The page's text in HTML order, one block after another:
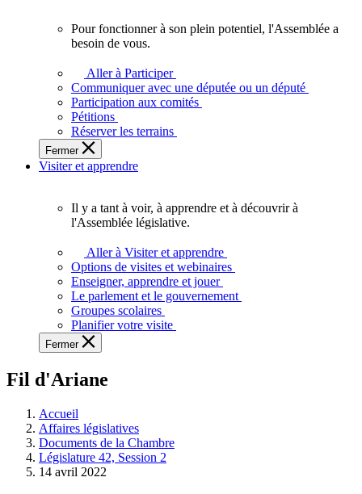
plein
potentiel,
l'Assemblée
a
besoin
de
Pour fonctionner à son plein potentiel, l'Assemblée a
besoin de vous.
Aller à Participer
Communiquer avec une députée ou un député
Participation aux comités
Pétitions
Réserver les terrains
Fermer
Visiter et apprendre
voir,
apprendre
et
à
à
législative.
Il y a tant à voir, à apprendre et à découvrir à
l'Assemblée législative.
Aller à Visiter et apprendre
Options de visites et webinaires
Enseigner, apprendre et jouer
Le parlement et le gouvernement
Groupes scolaires
Planifier votre visite
Fermer
Fil d'Ariane
Accueil
Affaires législatives
Documents de la Chambre
Législature 42, Session 2
14 avril 2022